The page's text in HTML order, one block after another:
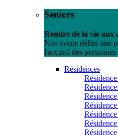
Seniors
Rendre de la vie aux
Nos avons défini une
l'accueil des personnes
Résidences